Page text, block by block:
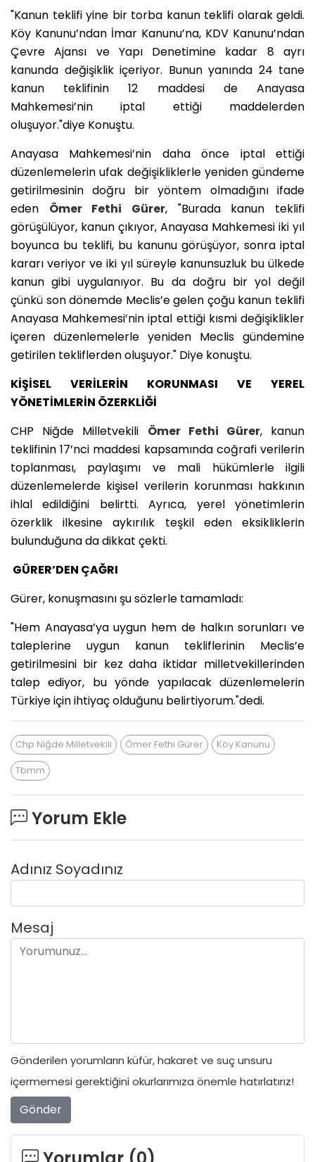
"Kanun teklifi yine bir torba kanun teklifi olarak geldi.
Köy Kanunu’ndan İmar Kanunu’na, KDV Kanunu’ndan
Çevre Ajansı ve Yapı Denetimine kadar 8 ayrı
kanunda değişiklik içeriyor. Bunun yanında 24 tane
kanun teklifinin 12 maddesi de Anayasa
Mahkemesi’nin iptal ettiği maddelerden
oluşuyor."diye Konuştu.
Anayasa Mahkemesi’nin daha önce iptal ettiği
düzenlemelerin ufak değişikliklerle yeniden gündeme
getirilmesinin doğru bir yöntem olmadığını ifade
eden Ömer Fethi Gürer, "Burada kanun teklifi
görüşülüyor, kanun çıkıyor, Anayasa Mahkemesi iki yıl
boyunca bu teklifi, bu kanunu görüşüyor, sonra iptal
kararı veriyor ve iki yıl süreyle kanunsuzluk bu ülkede
kanun gibi uygulanıyor. Bu da doğru bir yol değil
çünkü son dönemde Meclis’e gelen çoğu kanun teklifi
Anayasa Mahkemesi’nin iptal ettiği kısmi değişiklikler
içeren düzenlemelerle yeniden Meclis gündemine
getirilen tekliflerden oluşuyor." Diye konuştu.
KİŞİSEL VERİLERİN KORUNMASI VE YEREL
YÖNETİMLERİN ÖZERKLİĞİ
CHP Niğde Milletvekili Ömer Fethi Gürer, kanun
teklifinin 17’nci maddesi kapsamında coğrafi verilerin
toplanması, paylaşımı ve mali hükümlerle ilgili
düzenlemelerde kişisel verilerin korunması hakkının
ihlal edildiğini belirtti. Ayrıca, yerel yönetimlerin
özerklik ilkesine aykırılık teşkil eden eksikliklerin
bulunduğuna da dikkat çekti.
GÜRER’DEN ÇAĞRI
Gürer, konuşmasını şu sözlerle tamamladı:
"Hem Anayasa’ya uygun hem de halkın sorunları ve
taleplerine uygun kanun tekliflerinin Meclis’e
getirilmesini bir kez daha iktidar milletvekillerinden
talep ediyor, bu yönde yapılacak düzenlemelerin
Türkiye için ihtiyaç olduğunu belirtiyorum."dedi.
Chp Niğde Milletvekili Ömer Fethi Gürer
Köy Kanunu
Tbmm
Yorum Ekle
Adınız Soyadınız
Mesaj
Gönderilen yorumların küfür, hakaret ve suç unsuru
içermemesi gerektiğini okurlarımıza önemle hatırlatırız!
Gönder